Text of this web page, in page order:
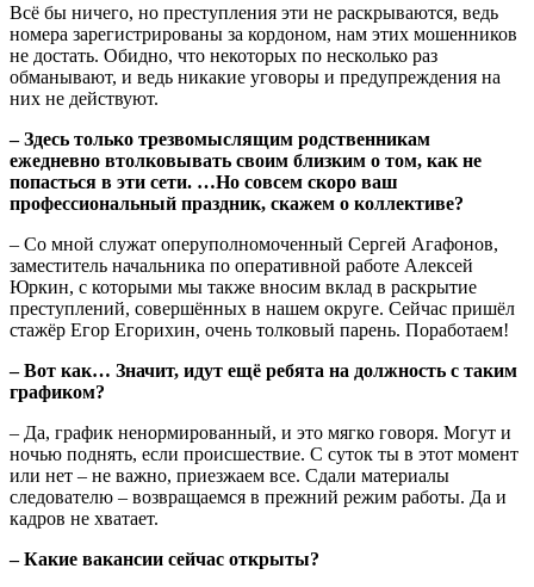
Всё бы ничего, но преступления эти не раскрываются, ведь
номера зарегистрированы за кордоном, нам этих мошенников
не достать. Обидно, что некоторых по несколько раз
обманывают, и ведь никакие уговоры и предупреждения на
них не действуют.
– Здесь только трезвомыслящим родственникам
ежедневно втолковывать своим близким о том, как не
попасться в эти сети. …Но совсем скоро ваш
профессиональный праздник, скажем о коллективе?
– Со мной служат оперуполномоченный Сергей Агафонов,
заместитель начальника по оперативной работе Алексей
Юркин, с которыми мы также вносим вклад в раскрытие
преступлений, совершённых в нашем округе. Сейчас пришёл
стажёр Егор Егорихин, очень толковый парень. Поработаем!
– Вот как… Значит, идут ещё ребята на должность с таким
графиком?
– Да, график ненормированный, и это мягко говоря. Могут и
ночью поднять, если происшествие. С суток ты в этот момент
или нет – не важно, приезжаем все. Сдали материалы
следователю – возвращаемся в прежний режим работы. Да и
кадров не хватает.
– Какие вакансии сейчас открыты?